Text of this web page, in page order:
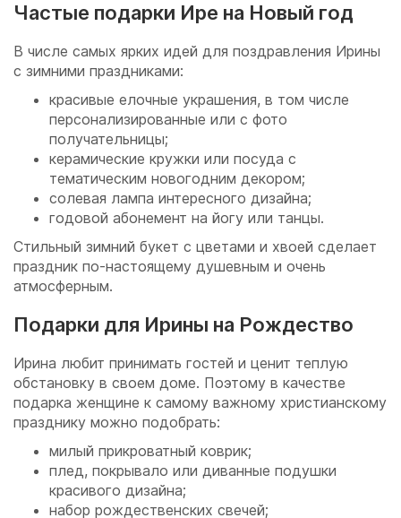
Частые подарки Ире на Новый год
В числе самых ярких идей для поздравления Ирины
с зимними праздниками:
красивые елочные украшения, в том числе
персонализированные или с фото
получательницы;
керамические кружки или посуда с
тематическим новогодним декором;
солевая лампа интересного дизайна;
годовой абонемент на йогу или танцы.
Стильный зимний букет с цветами и хвоей сделает
праздник по-настоящему душевным и очень
атмосферным.
Подарки для Ирины на Рождество
Ирина любит принимать гостей и ценит теплую
обстановку в своем доме. Поэтому в качестве
подарка женщине к самому важному христианскому
празднику можно подобрать:
милый прикроватный коврик;
плед, покрывало или диванные подушки
красивого дизайна;
набор рождественских свечей;